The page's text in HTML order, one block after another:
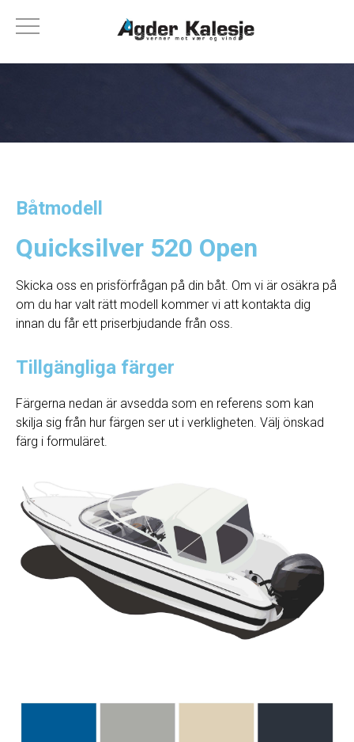
Båtmodell
Quicksilver 520 Open
Skicka oss en prisförfrågan på din båt. Om vi ​​är osäkra på
om du har valt rätt modell kommer vi att kontakta dig
innan du får ett priserbjudande från oss.
Tillgängliga färger
Färgerna nedan är avsedda som en referens som kan
skilja sig från hur färgen ser ut i verkligheten. Välj önskad
färg i formuläret.